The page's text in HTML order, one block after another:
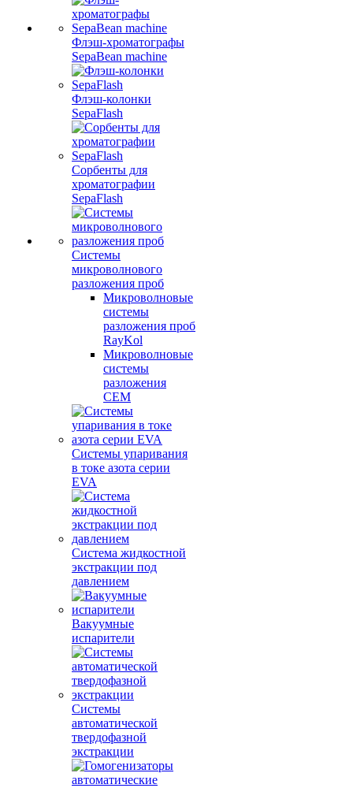
Флэш-хроматографы
SepaBean machine
Флэш-колонки
SepaFlash
Сорбенты для
хроматографии
SepaFlash
Системы
микроволнового
разложения проб
Микроволновые
системы
разложения проб
RayKol
Микроволновые
системы
разложения
CEM
Системы упаривания
в токе азота серии
EVA
Система жидкостной
экстракции под
давлением
Вакуумные
испарители
Системы
автоматической
твердофазной
экстракции